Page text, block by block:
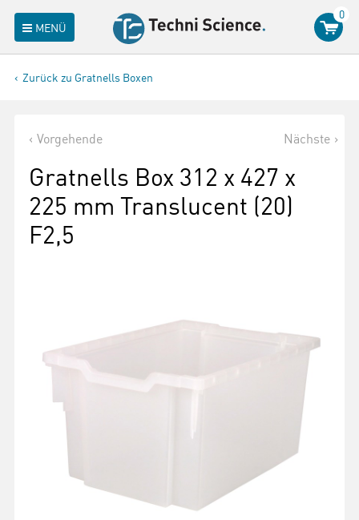
MENÜ
0
Zurück zu Gratnells Boxen
Vorgehende Nächste
Gratnells Box 312 x 427 x
225 mm Translucent (20)
F2,5